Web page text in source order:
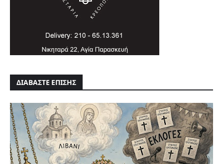
ΔΙΑΒΑΣΤΕ ΕΠΙΣΗΣ